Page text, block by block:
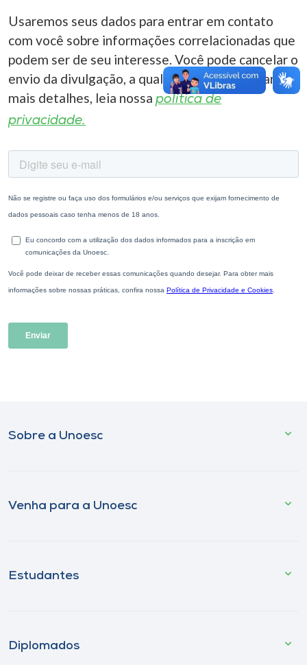
Usaremos seus dados para entrar em contato
com você sobre informações correlacionadas que
podem ser de seu interesse. Você pode cancelar o
envio da divulgação, a qualquer momento. Para
mais detalhes, leia nossa política de
privacidade.
Sobre a Unoesc
Venha para a Unoesc
Estudantes
Diplomados